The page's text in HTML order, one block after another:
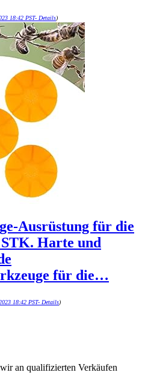
18:42 PST- Details)
Ausrüstung für die
Harte und
für die…
18:42 PST- Details)
an qualifizierten Verkäufen